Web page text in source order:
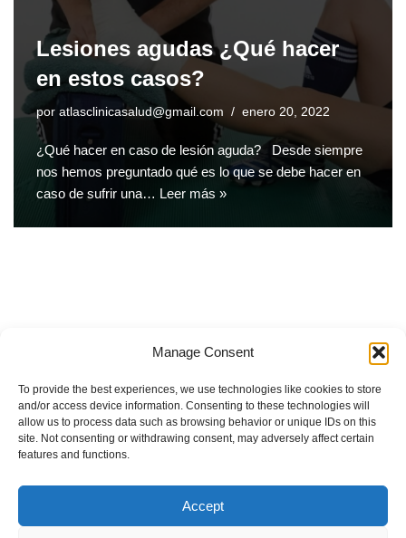
Manage Consent
To provide the best experiences, we use technologies like cookies to store
and/or access device information. Consenting to these technologies will
allow us to process data such as browsing behavior or unique IDs on this
site. Not consenting or withdrawing consent, may adversely affect certain
features and functions.
Accept
Lesiones agudas ¿Qué hacer
en estos casos?
por atlasclinicasalud@gmail.com enero 20, 2022
¿Qué hacer en caso de lesión aguda? Desde siempre
nos hemos preguntado qué es lo que se debe hacer en
caso de sufrir una… Leer más »
Sistema de entrenamiento Botom-up
El Ligamento Cruzado Anterior (LCA): Lesión, Prevención y
Recuperación
Alimentación intuitiva
Impacto del ejercicio físico sobre la salud